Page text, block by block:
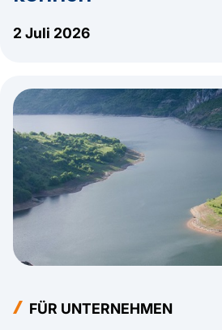
2 Juli 2026
FÜR UNTERNEHMEN